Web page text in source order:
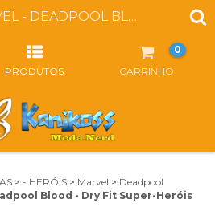
CAMISETA MARVEL - DEADPOOL BLOOD - DRY FIT SUPER-HERÓIS
PRODUTOS CARRINHO
0
> - HERÓIS > Marvel > Deadpool
Blood - Dry Fit Super-Heróis